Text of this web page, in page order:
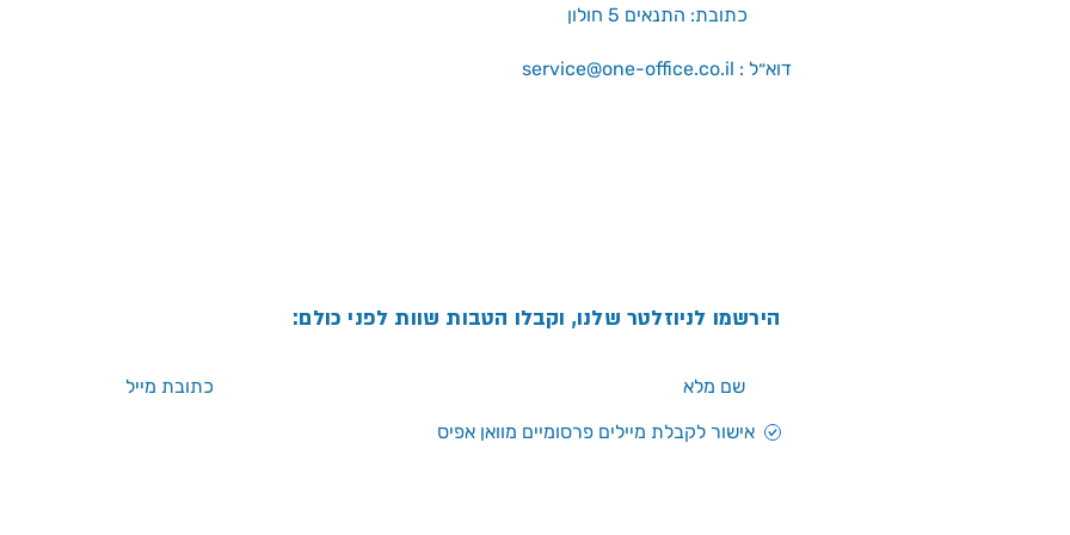
כתובת: התנאים 5 חולון
service@one-office.co.il : דוא״ל
הירשמו לניוזלטר שלנו, וקבלו הטבות שוות לפני כולם:
אישור לקבלת מיילים פרסומיים מוואן אפיס